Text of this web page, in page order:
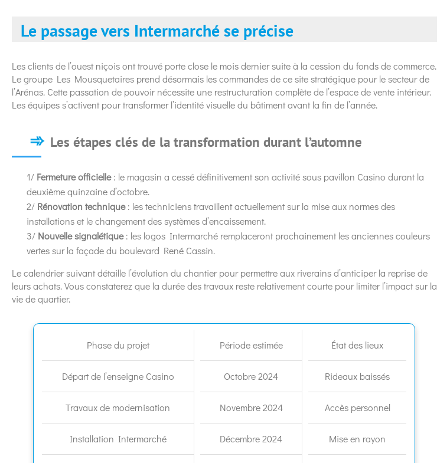
Le passage vers Intermarché se précise
Les clients de l’ouest niçois ont trouvé porte close le mois dernier suite à la cession du fonds de commerce.
Le groupe Les Mousquetaires prend désormais les commandes de ce site stratégique pour le secteur de
l’Arénas. Cette passation de pouvoir nécessite une restructuration complète de l’espace de vente intérieur.
Les équipes s’activent pour transformer l’identité visuelle du bâtiment avant la fin de l’année.
Les étapes clés de la transformation durant l’automne
1/ Fermeture officielle: le magasin a cessé définitivement son activité sous pavillon Casino durant la
deuxième quinzaine d’octobre.
2/ Rénovation technique: les techniciens travaillent actuellement sur la mise aux normes des
installations et le changement des systèmes d’encaissement.
3/ Nouvelle signalétique: les logos Intermarché remplaceront prochainement les anciennes couleurs
vertes sur la façade du boulevard René Cassin.
Le calendrier suivant détaille l’évolution du chantier pour permettre aux riverains d’anticiper la reprise de
leurs achats. Vous constaterez que la durée des travaux reste relativement courte pour limiter l’impact sur la
vie de quartier.
Phase du projet Période estimée État des lieux
Départ de l’enseigne Casino Octobre 2024 Rideaux baissés
Travaux de modernisation Novembre 2024 Accès personnel
Installation Intermarché Décembre 2024 Mise en rayon